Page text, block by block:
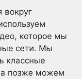
которое мы
сети. Мы
классные
а позже можем